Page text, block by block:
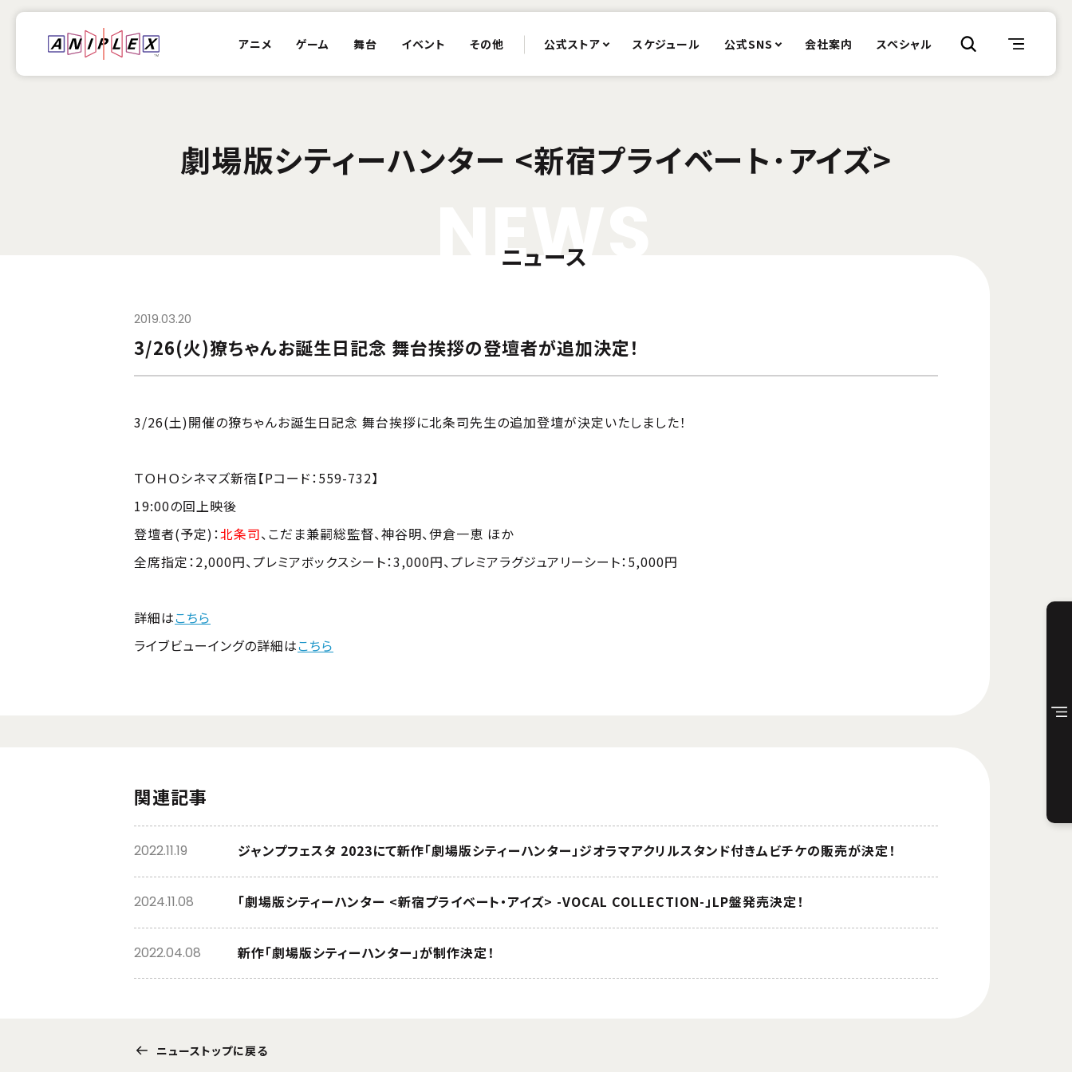
アニメ ゲーム 舞台 イベント その他 公式ストア スケジュール 公式SNS 会社案内 スペシャル
劇場版シティーハンター <新宿プライベート･アイズ>
EW
ニュース
2019.03.20
3/26(火)獠ちゃんお誕生日記念 舞台挨拶の登壇者が追加決定！
3/26(土)開催の獠ちゃんお誕生日記念 舞台挨拶に北条司先生の追加登壇が決定いたしました！
ＴＯＨＯシネマズ新宿【Pコード：559-732】
19:00の回上映後
登壇者(予定)：北条司、こだま兼嗣総監督、神谷明、伊倉一恵 ほか
全席指定：2,000円、プレミアボックスシート：3,000円、プレミアラグジュアリーシート：5,000円
詳細はこちら
ライブビューイングの詳細はこちら
関連記事
ジャンプフェスタ 2023にて新作「劇場版シティーハンター」ジオラマアクリルスタンド付きムビチケの販売が決定！
2022.11.19
「劇場版シティーハンター <新宿プライベート・アイズ> -VOCAL COLLECTION-」LP盤発売決定！
2024.11.08
新作「劇場版シティーハンター」が制作決定！
2022.04.08
ニューストップに戻る